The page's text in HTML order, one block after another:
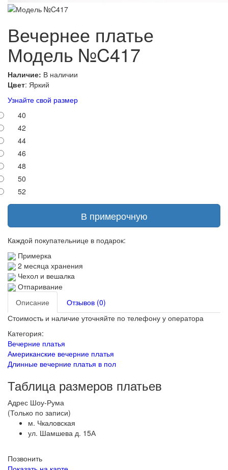
Вечернее платье
Модель №C417
Наличие: В наличии
Цвет: Яркий
Узнайте свой размер
40
42
44
46
48
50
52
В примерочную
Каждой покупательнице в подарок:
Примерка
2 месяца хранения
Чехол и вешалка
Отпаривание
Описание
Отзывов (0)
Стоимость и наличие уточняйте по телефону у оператора
Категория:
Вечерние платья
Американские вечерние платья
Длинные вечерние платья в пол
Таблица размеров платьев
Адрес Шоу-Рума
(Только по записи)
м. Чкаловская
ул. Шамшева д. 15А
Позвонить